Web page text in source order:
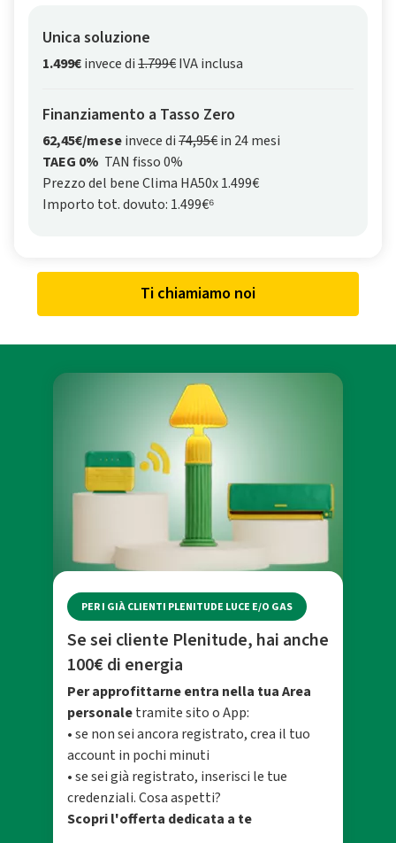
Unica soluzione
1.499€invece di1.799€IVA inclusa
Finanziamento a Tasso Zero
62,45€/meseinvece di74,95€in 24 mesi
TAEG 0% TAN fisso 0%
Prezzo del bene Clima HA50x 1.499€
Importo tot. dovuto: 1.499€⁶
Ti chiamiamo noi
PER I GIÀ CLIENTI PLENITUDE LUCE E/O GAS
Se sei cliente Plenitude, hai anche
100€ di energia
Per approfittarne entra nella tua Area
personaletramite sito o App:
• se non sei ancora registrato, crea il tuo
account in pochi minuti
• se sei già registrato, inserisci le tue
credenziali. Cosa aspetti?
Scopri l'offerta dedicata a te